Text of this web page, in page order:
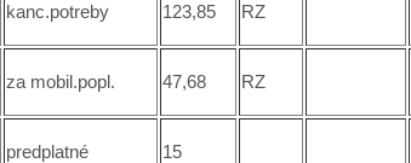
kanc.potreby 123,85 RZ
za mobil.popl. 47,68 RZ
predplatné 15